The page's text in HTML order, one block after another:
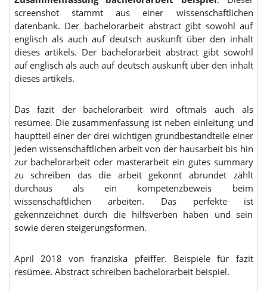
screenshot stammt aus einer wissenschaftlichen
datenbank. Der bachelorarbeit abstract gibt sowohl auf
englisch als auch auf deutsch auskunft über den inhalt
dieses artikels. Der bachelorarbeit abstract gibt sowohl
auf englisch als auch auf deutsch auskunft über den inhalt
dieses artikels.
Das fazit der bachelorarbeit wird oftmals auch als
resümee. Die zusammenfassung ist neben einleitung und
hauptteil einer der drei wichtigen grundbestandteile einer
jeden wissenschaftlichen arbeit von der hausarbeit bis hin
zur bachelorarbeit oder masterarbeit ein gutes summary
zu schreiben das die arbeit gekonnt abrundet zählt
durchaus als ein kompetenzbeweis beim
wissenschaftlichen arbeiten. Das perfekte ist
gekennzeichnet durch die hilfsverben haben und sein
sowie deren steigerungsformen.
April 2018 von franziska pfeiffer. Beispiele für fazit
resümee. Abstract schreiben bachelorarbeit beispiel.